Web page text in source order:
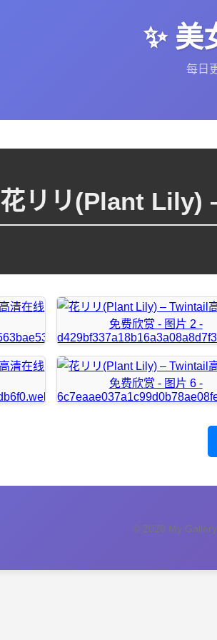
✨ 美
每日
花リリ(Plant Lily)
© 2026 My